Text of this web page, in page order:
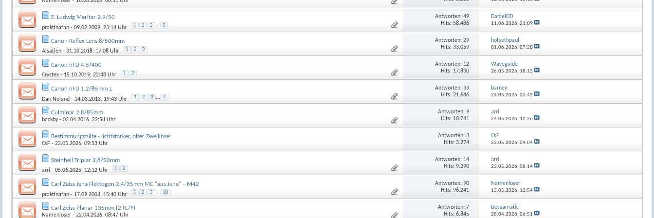
E. Ludwig Meritar 2.9/50
praktinafan - 09.02.2009, 23:14 Uhr 1 2 3 ... 5
Antworten: 49
Hits: 58.486
DanielDD
11.06.2026,21:09
Canon Reflex Lens 8/500mm
Alsatien - 31.10.2018, 17:08 Uhr 1 2 3
Antworten: 29
Hits: 33.059
hofsethpaul
01.06.2026,07:28
Canon nFD 4.5/400
Crystex - 15.10.2019, 22:48 Uhr 1 2
Antworten: 12
Hits: 17.830
Waveguide
26.05.2026, 18:13
Canon nFD 1.2/85mm L
Dan Noland - 14.03.2013, 19:43 Uhr 1 2 3 ... 4
Antworten: 33
Hits: 21.646
barney
24.05.2026,20:42
Culminar 2.8/85mm
backby- 02.04.2016, 22:58 Uhr
Antworten: 9
Hits: 10.741
arri
24.05.2026, 12:26
Bestimmungshilfe - lichtstarker, alter Zweilinser
CsF - 22.05.2026, 09:53 Uhr
Antworten: 3
Hits: 3.274
CsF
23.05.2026,09:04
Steinheil Triplar 2,8/50mm
arri - 05.06.2025, 12:12 Uhr 1 2
Antworten: 14
Hits: 9.290
arri
23.05.2026,08:14
Carl Zeiss Jena Flektogon 2.4/35mm MC "aus Jena" – M42
praktinafan - 17.09.2008, 15:40 Uhr 1 2 3 ... 10
Antworten: 90
Hits: 96.241
Namenloser
13.05.2026, 12:54
Carl Zeiss Planar 135mm f2 (C/Y)
Namenloser - 22.04.2026, 08:47 Uhr
Antworten: 7
Hits: 6.845
Bessamatic
28.04.2026,06:51